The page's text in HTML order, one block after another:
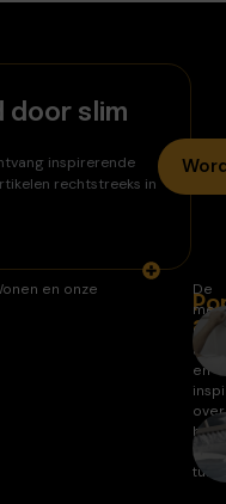
door slim
inspirerende
rechtstreeks in
en onze
De
en
over
huis
en
tuin.